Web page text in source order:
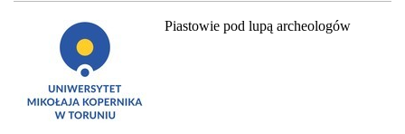
Piastowie pod lupą archeologów